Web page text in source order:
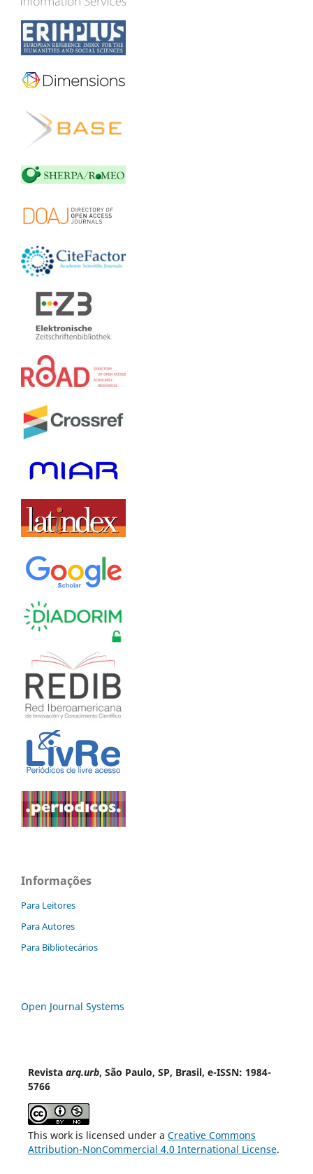
Informações
Para Leitores
Para Autores
Para Bibliotecários
Open Journal Systems
Revista arq.urb, São Paulo, SP, Brasil, e-ISSN: 1984-
5766
This work is licensed under a Creative Commons
Attribution-NonCommercial 4.0 International License.